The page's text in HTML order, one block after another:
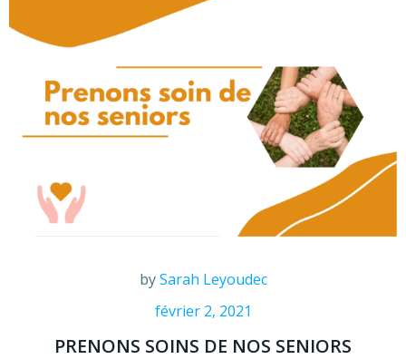
bySarah Leyoudec
février 2, 2021
PRENONS SOINS DE NOS SENIORS